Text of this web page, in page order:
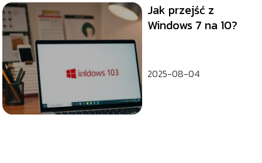
Jak przejść z
Windows 7 na 10?
2025-08-04